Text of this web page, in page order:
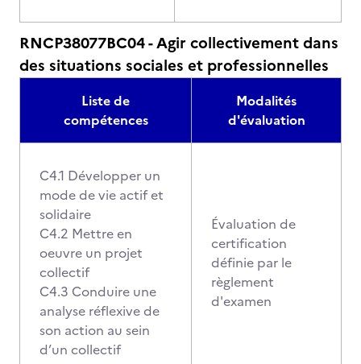
RNCP38077BC04 - Agir collectivement dans
des situations sociales et professionnelles
Liste de
compétences
Modalités
d'évaluation
C4.1 Développer un
mode de vie actif et
solidaire
C4.2 Mettre en
oeuvre un projet
collectif
C4.3 Conduire une
analyse réflexive de
son action au sein
d’un collectif
Évaluation de
certification
définie par le
règlement
d'examen